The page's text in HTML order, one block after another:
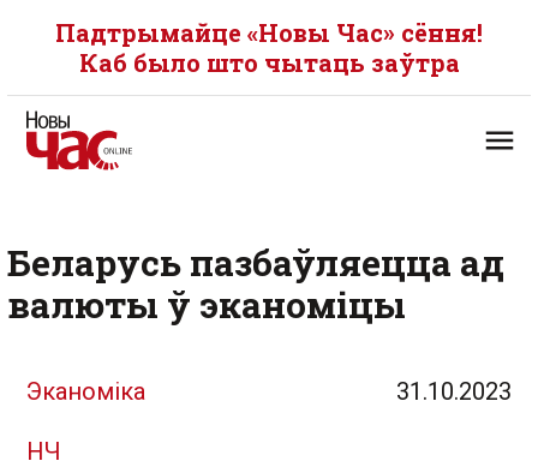
Падтрымайце «Новы Час» сёння!
Каб было што чытаць заўтра
Беларусь пазбаўляецца ад
валюты ў эканоміцы
Эканоміка 31.10.2023
НЧ